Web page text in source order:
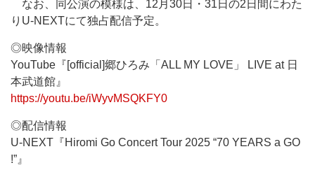
なお、同公演の模様は、12月30日・31日の2日間にわた
りU-NEXTにて独占配信予定。
◎映像情報
YouTube『[official]郷ひろみ「ALL MY LOVE」 LIVE at 日
本武道館』
https://youtu.be/iWyvMSQKFY0
◎配信情報
U-NEXT『Hiromi Go Concert Tour 2025 “70 YEARS a GO
!”』